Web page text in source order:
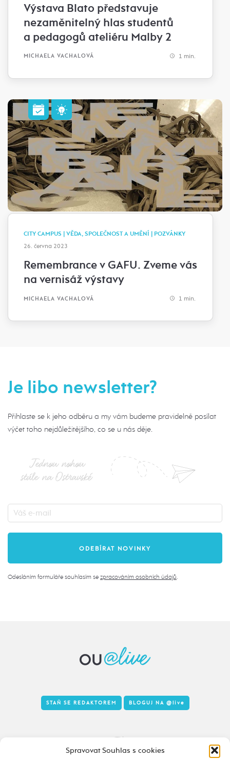
Spravovat Souhlas s cookies
Výstava Blato představuje
nezaměnitelný hlas studentů
a pedagogů ateliéru Malby 2
MICHAELA VACHALOVÁ 1 min.
CITY CAMPUS | VĚDA, SPOLEČNOST A UMĚNÍ | POZVÁNKY
26. června 2023
Remembrance v GAFU. Zveme vás
na vernisáž výstavy
MICHAELA VACHALOVÁ 1 min.
Je libo newsletter?
Přihlaste se k jeho odběru a my vám budeme pravidelně posílat
výčet toho nejdůležitějšího, co se u nás děje.
Jednou nohou
stále na Ostravské
Odesláním formuláře souhlasím se zpracováním osobních údajů.
Tady to taky žije
STAŇ SE REDAKTOREM BLOGUJ NA @live